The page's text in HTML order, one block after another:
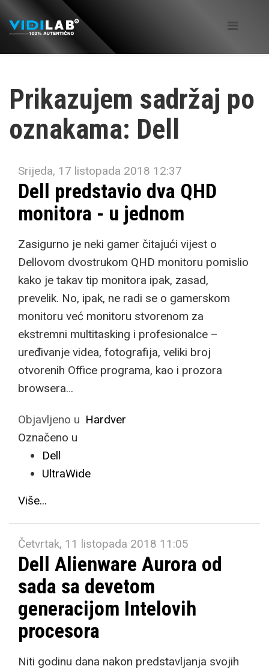
Prikazujem sadržaj po
oznakama: Dell
Srijeda, 17 listopada 2018 12:37
Dell predstavio dva QHD
monitora - u jednom
Zasigurno je neki gamer čitajući vijest o
Dellovom dvostrukom QHD monitoru pomislio
kako je takav tip monitora ipak, zasad,
prevelik. No, ipak, ne radi se o gamerskom
monitoru već monitoru stvorenom za
ekstremni multitasking i profesionalce –
uređivanje videa, fotografija, veliki broj
otvorenih Office programa, kao i prozora
browsera…
Objavljeno u Hardver
Označeno u
Dell
UltraWide
Više...
Četvrtak, 11 listopada 2018 11:05
Dell Alienware Aurora od
sada sa devetom
generacijom Intelovih
procesora
Niti godinu dana nakon predstavljanja svojih